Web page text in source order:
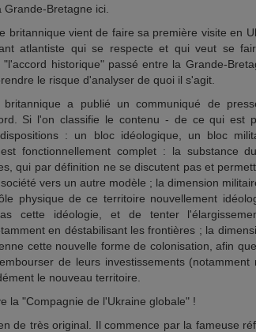
Bretagne ici.
britannique vient de faire sa première visite en
atlantiste qui se respecte et qui veut se
historique" passé entre la Grande-
le risque d'analyser de quoi il s'agit.
britannique a publié un communiqué de
Si l'on classifie le contenu - de ce qui est
: un bloc idéologique, un bloc
fonctionnellement complet : la substance
qui par définition ne se discutent pas et
vers un autre modèle ; la dimension
physique de ce territoire nouvellement
cette idéologie, et de tenter
en déstabilisant les frontières ; la
cette nouvelle forme de colonisation, afin
de leurs investissements (notamment
le nouveau territoire.
la "Compagnie de l'Ukraine globale" !
de très original. Il commence par la fameuse